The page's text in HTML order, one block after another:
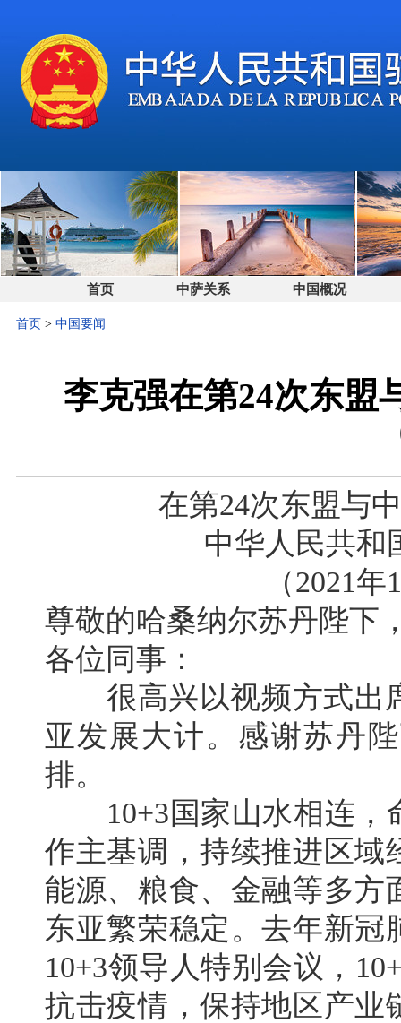
首页 中萨关系 中国概况
首页 > 中国要闻
李克强在第24次东盟
在第24次东盟与
中华人民共
（2021
尊敬的哈桑纳尔苏丹陛下
各位同事：
很高兴以视频方式出席
亚发展大计。感谢苏丹
排。
10+3国家山水相连，
作主基调，持续推进区域
能源、粮食、金融等多方
东亚繁荣稳定。去年新冠
10+3领导人特别会议，
抗击疫情，保持地区产业